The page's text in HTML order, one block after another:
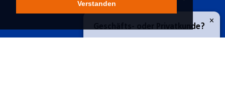
Verstanden
×
Geschäfts- oder Privatkunde?